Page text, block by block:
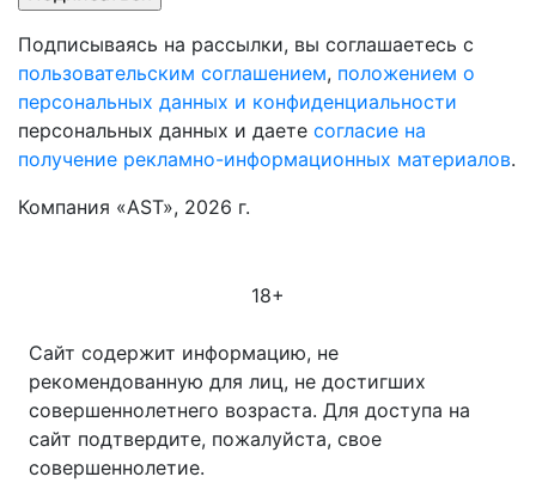
Подписываясь на рассылки, вы соглашаетесь с
пользовательским соглашением, положением о
персональных данных и конфиденциальности
персональных данных и даете согласие на
получение рекламно-информационных материалов.
Компания «AST», 2026 г.
18+
Сайт содержит информацию, не
рекомендованную для лиц, не достигших
совершеннолетнего возраста. Для доступа на
сайт подтвердите, пожалуйста, свое
совершеннолетие.